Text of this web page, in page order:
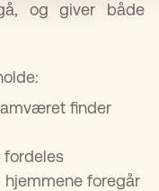
og giver både
finder
fordeles
foregår